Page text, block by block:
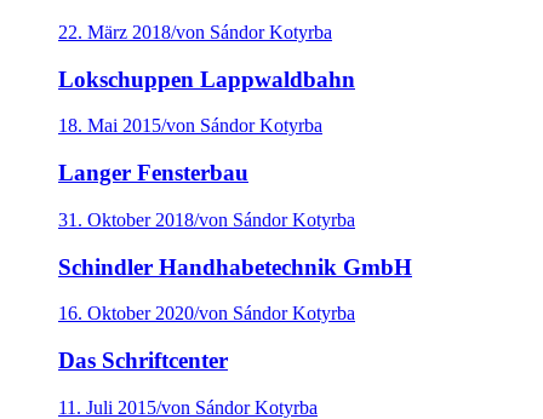
22. März 2018/von Sándor Kotyrba
Lokschuppen Lappwaldbahn
18. Mai 2015/von Sándor Kotyrba
Langer Fensterbau
31. Oktober 2018/von Sándor Kotyrba
Schindler Handhabetechnik GmbH
16. Oktober 2020/von Sándor Kotyrba
Das Schriftcenter
11. Juli 2015/von Sándor Kotyrba